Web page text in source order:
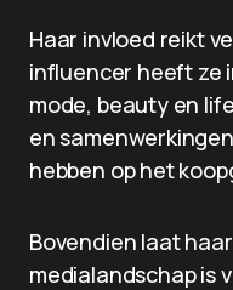
Haar invloed reikt
influencer heeft ze
mode, beauty en
en
hebben op het
Bovendien laat
medialandschap is